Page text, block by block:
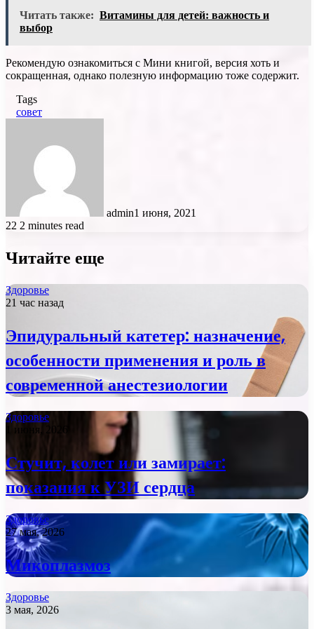
Читать также: Витамины для детей: важность и
выбор
Рекомендую ознакомиться с Мини книгой, версия хоть и
сокращенная, однако полезную информацию тоже содержит.
Tags
совет
admin1 июня, 2021
22 2 minutes read
Читайте еще
Здоровье
21 час назад
Эпидуральный катетер: назначение,
особенности применения и роль в
современной анестезиологии
Здоровье
1 июня, 2026
Стучит, колет или замирает:
показания к УЗИ сердца
Здоровье
27 мая, 2026
Микоплазмоз
Здоровье
3 мая, 2026